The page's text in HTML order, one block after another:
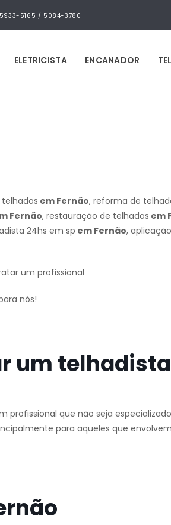
5933-5165 / 5084-3780
ELETRICISTA ENCANADOR
em Fernão, reforma de
Fernão, restauração de telhados em
24hs em sp em Fernão,
um profissional
nós!
um
profissional que não seja
para aqueles que